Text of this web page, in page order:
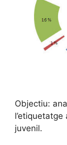
Objectiu:
juvenil.